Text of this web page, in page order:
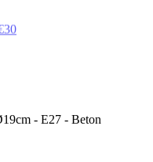
- E27 - Beton